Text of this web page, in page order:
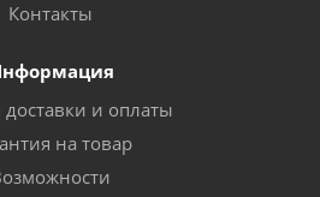
Контакты
доставки и оплаты
на товар